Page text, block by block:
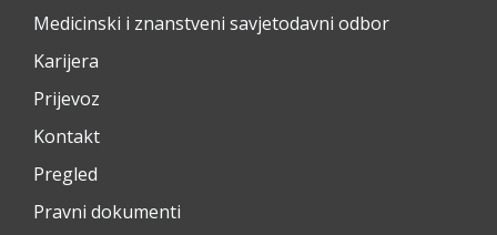
Medicinski i znanstveni savjetodavni odbor
Karijera
Prijevoz
Kontakt
Pregled
Pravni dokumenti